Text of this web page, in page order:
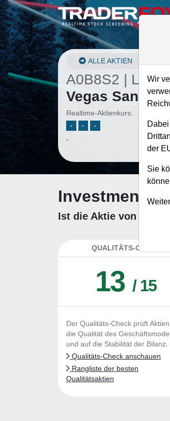
ALLE AKTIEN
A0B8S2 | LVS
Vegas Sands
Realtime-Aktienkurs:
- - -
-
Investment-
Ist die Aktie von Las
QUALITÄTS-CHECK
13/ 15
Der Qualitäts-Check prüft
die Qualität des
und auf die Stabilität der Bilanz.
Qualitäts-Check anschauen
Rangliste der besten
Qualitätsaktien
Wir
der
Sie